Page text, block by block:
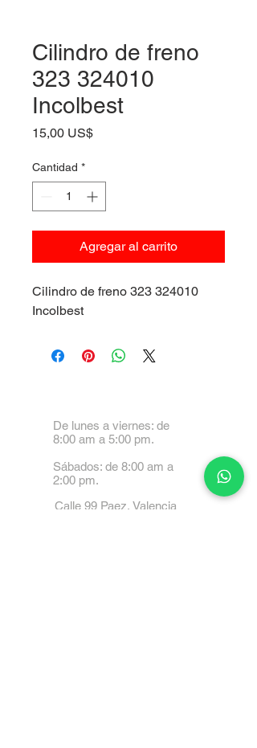
Cilindro de freno
323 324010
Incolbest
15,00 US$Precio
Cantidad *
Agregar al carrito
Cilindro de freno 323 324010
Incolbest
De lunes a viernes: de
8:00 am a 5:00 pm.
Sábados: de 8:00 am a
2:00 pm.
Calle 99 Paez, Valencia